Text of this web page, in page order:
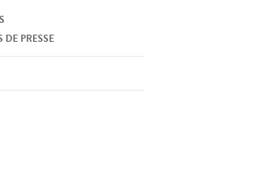
DE PRESSE